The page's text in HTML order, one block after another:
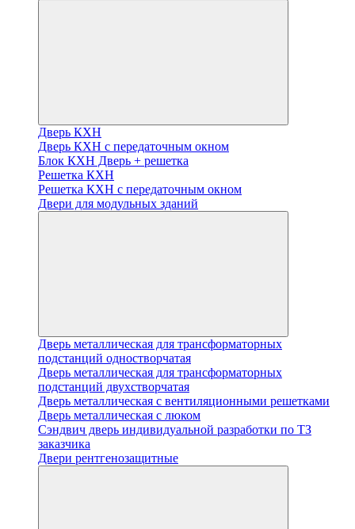
Дверь КХН
Дверь КХН с передаточным окном
Блок КХН Дверь + решетка
Решетка КХН
Решетка КХН с передаточным окном
Двери для модульных зданий
Дверь металлическая для трансформаторных
подстанций одностворчатая
Дверь металлическая для трансформаторных
подстанций двухстворчатая
Дверь металлическая с вентиляционными решетками
Дверь металлическая с люком
Cэндвич дверь индивидуальной разработки по ТЗ
заказчика
Двери рентгенозащитные